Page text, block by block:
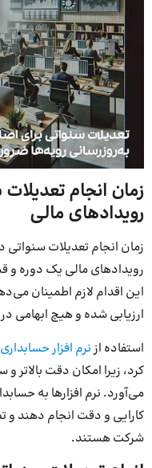
زمان انجام
رویدادهای مالی
زمان انجام تعدیلات
رویدادهای مالی یک دوره و
این اقدام لازم اطمینان
ارزیابی شده و هیچ ابهامی
استفاده ازنرم افزار حسابداری
کرد، زیرا امکان دقت
می‌آورد. نرم افزارها به
کارایی و دقت انجام
شرکت هستند.